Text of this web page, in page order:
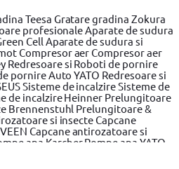
Teesa Gratare gradina Zokura
profesionaleAparate de sudura
Cell Aparate de sudura si
Compresor aerCompresor aer
Redresoare si Roboti de pornire
pornire Auto YATO Redresoare si
Sisteme de incalzireSisteme de
de incalzire Heinner Prelungitoare
Brennenstuhl Prelungitoare &
si insecteCapcane
Capcane antirozatoare si
apa KarcherPompe apa YATO